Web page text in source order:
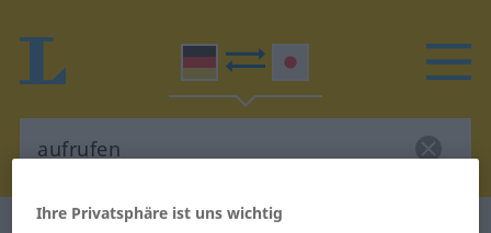
Ihre Privatsphäre ist uns wichtig